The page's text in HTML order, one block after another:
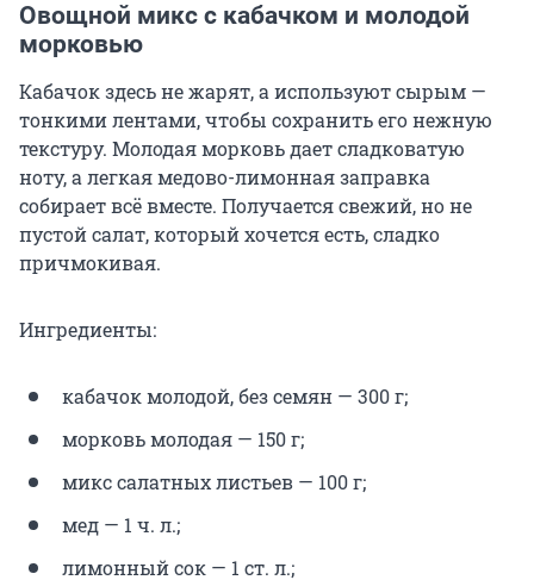
Овощной микс с кабачком и молодой
морковью
Кабачок здесь не жарят, а используют сырым —
тонкими лентами, чтобы сохранить его нежную
текстуру. Молодая морковь дает сладковатую
ноту, а легкая медово-лимонная заправка
собирает всё вместе. Получается свежий, но не
пустой салат, который хочется есть, сладко
причмокивая.
Ингредиенты:
кабачок молодой, без семян — 300 г;
морковь молодая — 150 г;
микс салатных листьев — 100 г;
мед — 1 ч. л.;
лимонный сок — 1 ст. л.;